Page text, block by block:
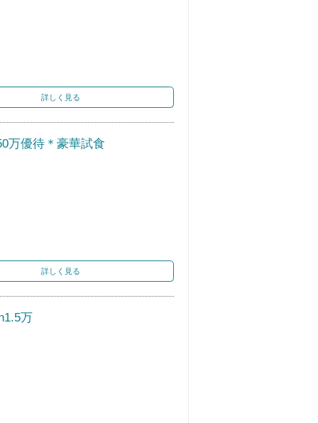
詳しく見る
万優待＊豪華試食
詳しく見る
万